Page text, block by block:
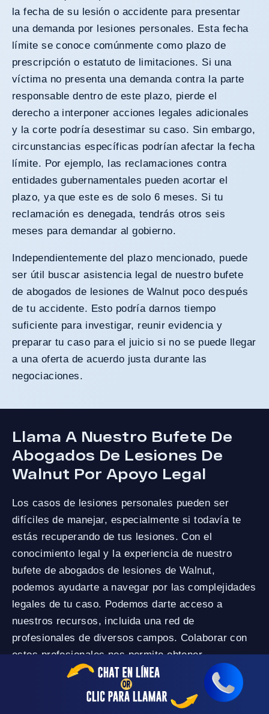
la fecha de su lesión o accidente para presentar
una demanda por lesiones personales. Esta fecha
límite se conoce comúnmente como plazo de
prescripción o estatuto de limitaciones. Si una
víctima no presenta una demanda contra la parte
responsable dentro de este plazo, pierde el
derecho a interponer acciones legales adicionales
y la corte podría desestimar su caso. Sin embargo,
circunstancias específicas podrían afectar la fecha
límite. Por ejemplo, las reclamaciones contra
entidades gubernamentales pueden acortar el
plazo, ya que este es de solo 6 meses. Si tu
reclamación es denegada, tendrás otros seis
meses para demandar al gobierno.
Independientemente del plazo mencionado, puede
ser útil buscar asistencia legal de nuestro bufete
de abogados de lesiones de Walnut poco después
de tu accidente. Esto podría darnos tiempo
suficiente para investigar, reunir evidencia y
preparar tu caso para el juicio si no se puede llegar
a una oferta de acuerdo justa durante las
negociaciones.
Llama A Nuestro Bufete De
Abogados De Lesiones De
Walnut Por Apoyo Legal
Los casos de lesiones personales pueden ser
difíciles de manejar, especialmente si todavía te
estás recuperando de tus lesiones. Con el
conocimiento legal y la experiencia de nuestro
bufete de abogados de lesiones de Walnut,
podemos ayudarte a navegar por las complejidades
legales de tu caso. Podemos darte acceso a
nuestros recursos, incluida una red de
profesionales de diversos campos. Colaborar con
estos profesionales nos permite obtener
información sobre tu accidente y respaldar tu caso.
Además, nuestro objetivo es brindar